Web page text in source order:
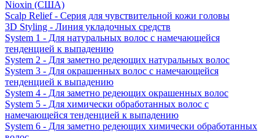
Nioxin (США)
Scalp Relief - Серия для чувствительной кожи головы
3D Styling - Линия укладочных средств
System 1 - Для натуральных волос с намечающейся
тенденцией к выпадению
System 2 - Для заметно редеющих натуральных волос
System 3 - Для окрашенных волос с намечающейся
тенденцией к выпадению
System 4 - Для заметно редеющих окрашенных волос
System 5 - Для химически обработанных волос с
намечающейся тенденцией к выпадению
System 6 - Для заметно редеющих химически обработанных